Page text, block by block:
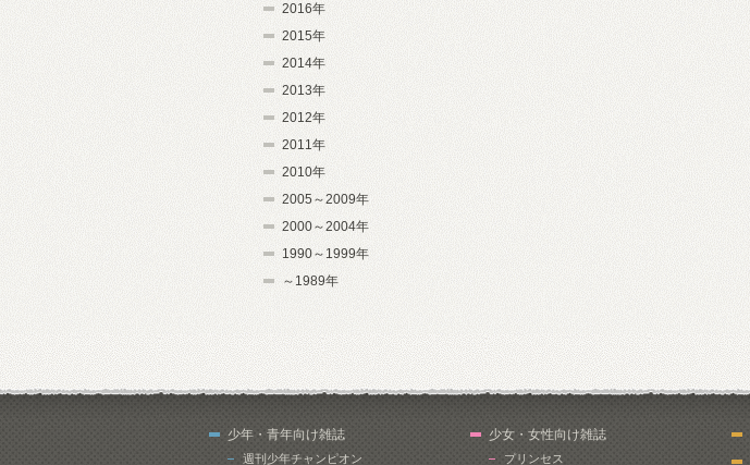
2016年
2015年
2014年
2013年
2012年
2011年
2010年
2005～2009年
2000～2004年
1990～1999年
～1989年
少年・青年向け雑誌
週刊少年チャンピオン
少女・女性向け雑誌
プリンセス